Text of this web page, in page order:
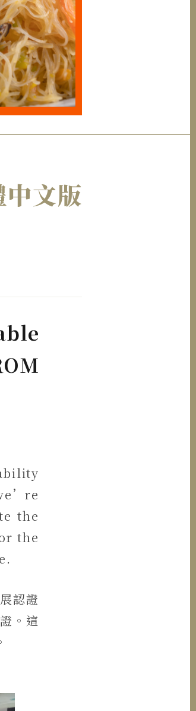
文版
the
the
認證
。這